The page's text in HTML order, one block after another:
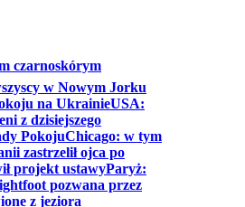
czarnoskórym
w Nowym Jorku
na UkrainieUSA:
z dzisiejszego
PokojuChicago: w tym
zastrzelił ojca po
projekt ustawyParyż:
pozwana przez
z jeziora